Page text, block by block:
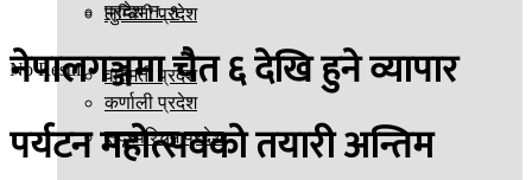
लुम्बिनी प्रदेश
वागमती प्रदेश
सुदूरपश्चिम प्रदेश
प्रदेश न. १
कर्णाली प्रदेश
No Result
नेपालगञ्जमा चैत ६ देखि हुने व्यापार
पर्यटन महोत्सवको तयारी अन्तिम